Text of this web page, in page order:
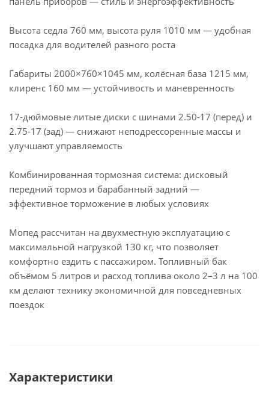
Высота седла 760 мм, высота руля 1010 мм — удобная
посадка для водителей разного роста
Габариты 2000×760×1045 мм, колёсная база 1215 мм,
клиренс 160 мм — устойчивость и маневренность
17-дюймовые литые диски с шинами 2.50-17 (перед) и
2.75-17 (зад) — снижают неподрессоренные массы и
улучшают управляемость
Комбинированная тормозная система: дисковый
передний тормоз и барабанный задний —
эффективное торможение в любых условиях
Мопед рассчитан на двухместную эксплуатацию с
максимальной нагрузкой 130 кг, что позволяет
комфортно ездить с пассажиром. Топливный бак
объёмом 5 литров и расход топлива около 2–3 л на 100
км делают технику экономичной для повседневных
поездок
Характеристики